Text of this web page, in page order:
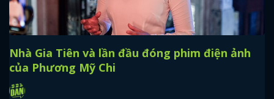
Nhà Gia Tiên và lần đầu đóng phim điện ảnh
của Phương Mỹ Chi